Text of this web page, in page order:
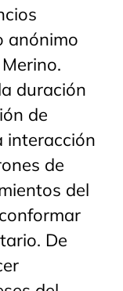
anónimo
duración
de
interacción
de
del
De